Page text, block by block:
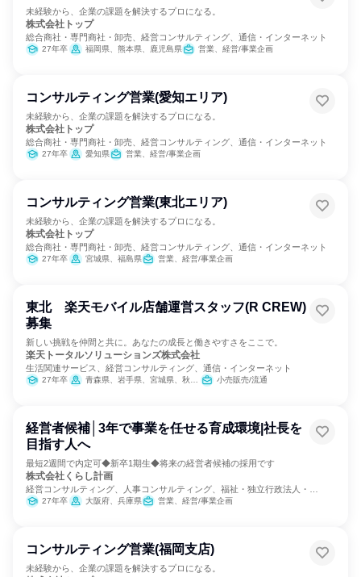
未経験から、企業の課題を解決するプロになる。
株式会社トップ
総合商社・専門商社・卸売、経営コンサルティング、通信・インターネット
27年卒 福岡県、熊本県、鹿児島県 営業、経営/事業企画
コンサルティング営業(愛知エリア)
未経験から、企業の課題を解決するプロになる。
株式会社トップ
総合商社・専門商社・卸売、経営コンサルティング、通信・インターネット
27年卒 愛知県 営業、経営/事業企画
コンサルティング営業(東北エリア)
未経験から、企業の課題を解決するプロになる。
株式会社トップ
総合商社・専門商社・卸売、経営コンサルティング、通信・インターネット
27年卒 宮城県、福島県 営業、経営/事業企画
東北 楽天モバイル店舗運営スタッフ(R CREW)
募集
新しい挑戦を仲間と共に。あなたの成長と働きやすさをここで。
楽天トータルソリューションズ株式会社
生活関連サービス、経営コンサルティング、通信・インターネット
27年卒 青森県、岩手県、宮城県、秋田県、山形県、福島県 小売販売/流通
経営者候補│3年で事業を任せる育成環境|社長を
目指す人へ
最短2週間で内定可◆新卒1期生◆将来の経営者候補の採用です
株式会社くらし計画
経営コンサルティング、人事コンサルティング、福祉・独立行政法人・
NGO・NPO
27年卒 大阪府、兵庫県 営業、経営/事業企画
コンサルティング営業(福岡支店)
未経験から、企業の課題を解決するプロになる。